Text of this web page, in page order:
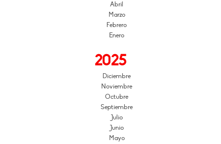
Abril
Marzo
Febrero
Enero
2025
Diciembre
Noviembre
Octubre
Septiembre
Julio
Junio
Mayo